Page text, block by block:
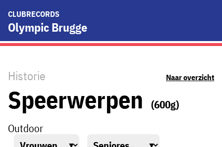
CLUBRECORDS
Olympic Brugge
Historie Naar overzicht
Speerwerpen
(600g)
Outdoor